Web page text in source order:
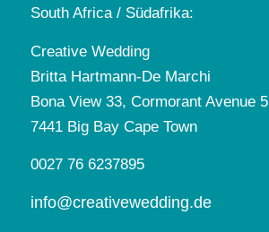
South Africa / Südafrika:
Creative Wedding
Britta Hartmann-De Marchi
Bona View 33, Cormorant Avenue 5
7441 Big Bay Cape Town
0027 76 6237895
info@creativewedding.de